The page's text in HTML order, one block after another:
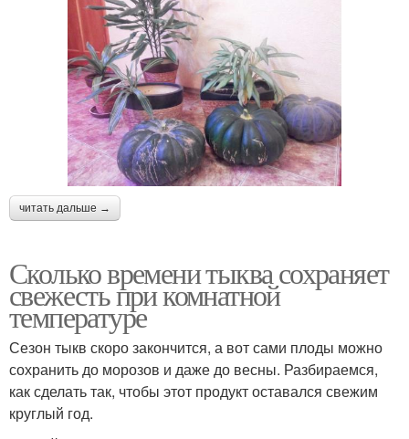
читать дальше →
Сколько времени тыква сохраняет
свежесть при комнатной
температуре
Сезон тыкв скоро закончится, а вот сами плоды можно
сохранить до морозов и даже до весны. Разбираемся,
как сделать так, чтобы этот продукт оставался свежим
круглый год.